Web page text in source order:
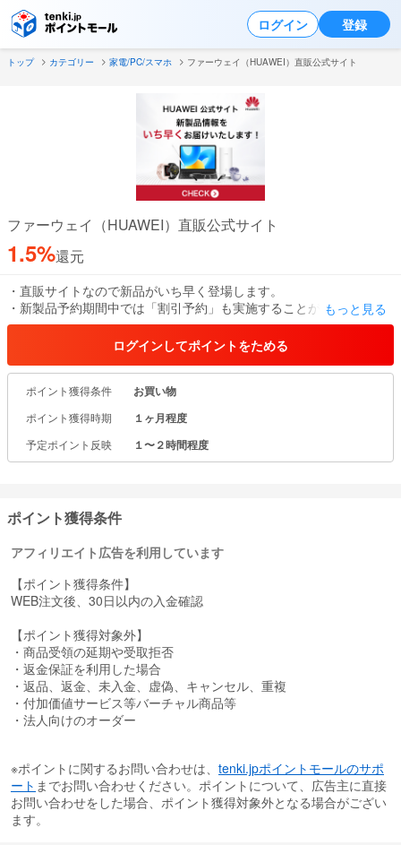
ログイン 登録
トップ カテゴリー 家電/PC/スマホ ファーウェイ（HUAWEI）直販公式サイト
ファーウェイ（HUAWEI）直販公式サイト
1.5%還元
・直販サイトなので新品がいち早く登場します。
・新製品予約期間中では「割引予約」も実施することがあります。
一定の予約金を支払うと、発売後に相当金額の値引きをすること
新製品を購入する予定の方にもかなりお得なツールです。
・他サイト等で取扱っていない限定商品も出品しますので、デザイ
ン性や希少性を重視するお客様におすすめです。
・製品正規アクセサリー等が豊富なため、多くの製品をワンストッ
プで購入できます。
・バンドル製品も多数出品中、別々で購入するよりお得。
・HUAWEI IDを登録すると、クーポン等がもらえます。
もっと見る
ログインしてポイントをためる
ポイント獲得条件 お買い物
ポイント獲得時期 １ヶ月程度
予定ポイント反映 １〜２時間程度
ポイント獲得条件
アフィリエイト広告を利用しています
【ポイント獲得条件】
WEB注文後、30日以内の入金確認
【ポイント獲得対象外】
・商品受領の延期や受取拒否
・返金保証を利用した場合
・返品、返金、未入金、虚偽、キャンセル、重複
・付加価値サービス等バーチャル商品等
・法人向けのオーダー
※ポイントに関するお問い合わせは、 tenki.jpポイントモールのサポ
ート までお問い合わせください。ポイントについて、広告主に直接
お問い合わせをした場合、ポイント獲得対象外となる場合がござい
ます。